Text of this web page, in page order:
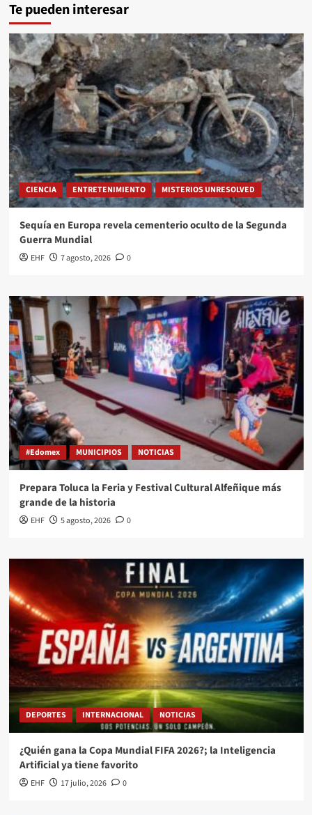
Te pueden interesar
CIENCIA ENTRETENIMIENTO MISTERIOS UNRESOLVED
Sequía en Europa revela cementerio oculto de la Segunda
Guerra Mundial
EHF 7 agosto, 2026 0
#Edomex MUNICIPIOS NOTICIAS
Prepara Toluca la Feria y Festival Cultural Alfeñique más
grande de la historia
EHF 5 agosto, 2026 0
DEPORTES INTERNACIONAL NOTICIAS
¿Quién gana la Copa Mundial FIFA 2026?; la Inteligencia
Artificial ya tiene favorito
EHF 17 julio, 2026 0